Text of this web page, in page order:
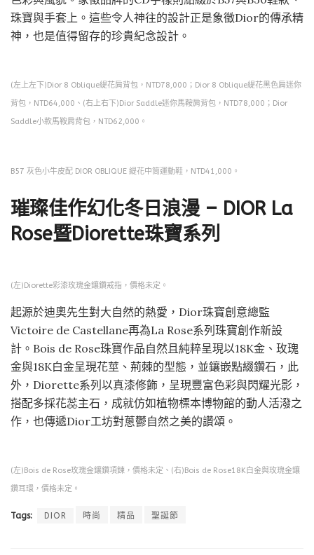
珠寶與手套上。這些令人神往的設計正是象徵Dior的傳承精
神，也是值得留存的珍貴紀念設計。
(左上左下)Dior 8 Oblique緹花肩背包，NTD78,000；Dior 8 Oblique緹花黑色肩迷你
背包，NTD64,000、(右上右下)Dior Saddle迷你馬鞍肩背包，NTD78,000；Dior
Saddle小款馬鞍肩背包，NTD62,000。
B57 灰色小牛皮配 DIOR OBLIQUE 緹花中筒運動鞋，NTD41,000。
璀璨佳作幻化冬日浪漫 – DIOR La
Rose暨Diorette珠寶系列
(左)Diorette彩漆玫瑰金鑲鑽戒指，價格未定。
起源於迪奧先生對大自然的熱愛，Dior珠寶創意總監
Victoire de Castellane再為La Rose系列珠寶創作新設
計。Bois de Rose珠寶作品自然且純粹呈現以18K金、玫瑰
金與18K白金呈現花莖、荊棘的型態，並鑲嵌點綴鑽石，此
外，Diorette系列以真漆修飾，呈現豐富色彩與閃耀光影，
搭配多採花蕊主石，成就仿如植物標本博物館的動人活潑之
作，也傳遞Dior工坊對蔥鬱自然之美的讚頌。
(左)Bois de Rose玫瑰金鑲鑽項鍊，價格未定、(右)Bois de Rose18K白金與玫瑰金鑲
鑽耳環，價格未定。
Tags: DIOR 時尚 精品 聖誕節